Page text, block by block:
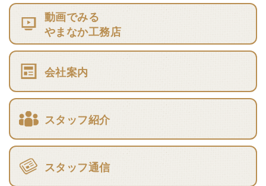
動画でみる
やまなか工務店
会社案内
スタッフ紹介
スタッフ通信